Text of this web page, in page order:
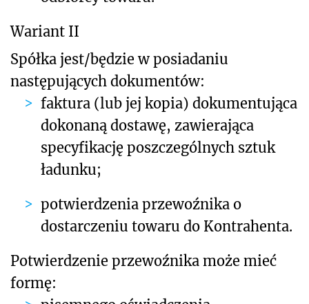
Wariant II
Spółka jest/będzie w posiadaniu
następujących dokumentów:
faktura (lub jej kopia) dokumentująca
dokonaną dostawę, zawierająca
specyfikację poszczególnych sztuk
ładunku;
potwierdzenia przewoźnika o
dostarczeniu towaru do Kontrahenta.
Potwierdzenie przewoźnika może mieć
formę: